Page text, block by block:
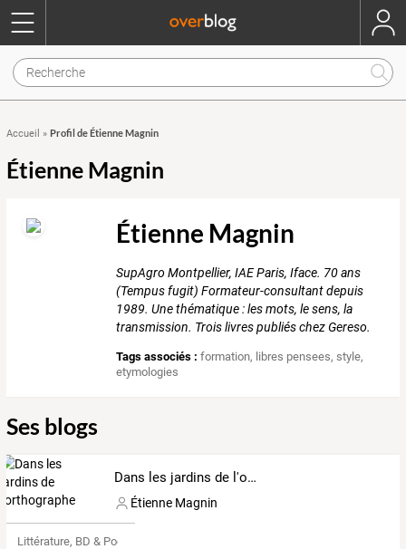
Accueil » Profil de Étienne Magnin
Étienne Magnin
Étienne Magnin
SupAgro Montpellier, IAE Paris, Iface. 70 ans
(Tempus fugit) Formateur-consultant depuis
1989. Une thématique : les mots, le sens, la
transmission. Trois livres publiés chez Gereso.
Tags associés : formation, libres pensees,style,
etymologies
Ses blogs
Dans les jardins de l'orthographe
Étienne Magnin
Littérature, BD & Poésie